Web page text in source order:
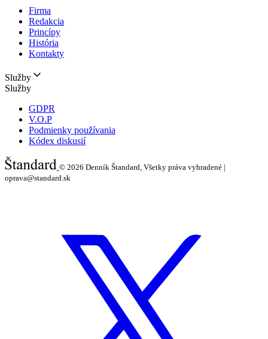
Firma
Redakcia
Princípy
História
Kontakty
Služby
Služby
GDPR
V.O.P
Podmienky používania
Kódex diskusií
© 2026 Denník Štandard, Všetky práva vyhradené |
oprava@standard.sk